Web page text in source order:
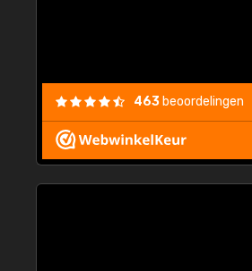
463 beoordelingen